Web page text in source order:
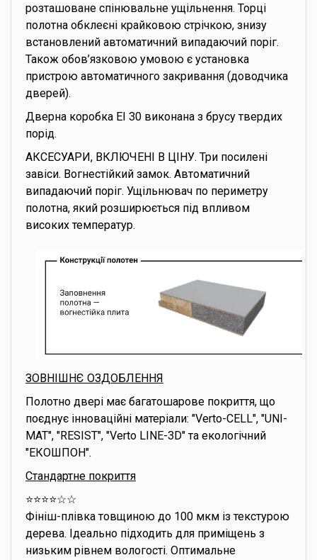
розташоване спінювальне ущільнення. Торці
полотна обклеєні крайковою стрічкою, знизу
встановлений автоматичний випадаючий поріг.
Також обов’язковою умовою є установка
пристрою автоматичного закривання (доводчика
дверей).
Дверна коробка EI 30 виконана з брусу твердих
порід.
АКСЕСУАРИ, ВКЛЮЧЕНІ В ЦІНУ. Три посилені
завіси. Вогнестійкий замок. Автоматичний
випадаючий поріг. Ущільнювач по периметру
полотна, який розширюється під впливом
високих температур.
ЗОВНІШНЄ ОЗДОБЛЕННЯ
Полотно двері має багатошарове покриття, що
поєднує інноваційні матеріали: "Verto-CELL", "UNI-
MAT", "RESIST", "Verto LINE-3D" та екологічний
"ЕКОШПОН".
Стандартне покриття
⭐️⭐️⭐️⭐️☆☆
Фініш-плівка товщиною до 100 мкм із текстурою
дерева. Ідеально підходить для приміщень з
низьким рівнем вологості. Оптимальне